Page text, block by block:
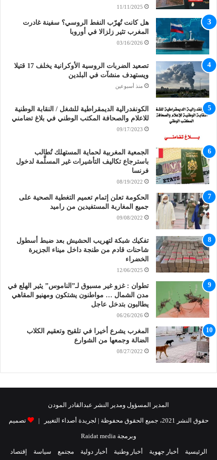
11/11/2025
هل كانت تُهرّب النفط الروسي؟ سفينة غادرت
المغرب تثير زلزالا في أوروبا
03/16/2026
تصعيد الضربات الروسية الأوكرانية يخلف 17 قتيلا
ويستهدف منشآت في البلدين
منذ أسبوعين
الكونفدرالية الديمقراطية للشغل / النقابة الوطنية
للاعلام والصحافة المكتب الوطني في بلاغ تضامني
09/17/2023
الجمعية المغربية لحماية المستهلك تُطالب
باسترجاع تكاليف التأشيرات غير المسلَّمة لدخول
فرنسا
08/19/2022
الحكومة تعلن إتمام تعميم التغطية الصحية على
جميع المغاربة المستفيدين من راميد
09/08/2022
تفكيك شبكة لتهريب الحشيش بعد ضبط أسطول
شاحنات قادم من طنجة داخل ميناء الجزيرة
الخضراء
12/06/2025
تطوان : غزو غير مسبوق لـ”الناموس” يثير الهلع في
مدن الشمال … مواطنون يشتكون ومهنيو المقاهي
يطالبون بتدخل عاجل
06/26/2026
المغرب يشرع أخيرا في تلقيح وتعقيم الكلاب
الضالة وجمعها من الشوارع
08/27/2022
المدير المسؤول ومدير النشر عبدالقادر المودن
حقوق النشر 2021، جميع الحقوق محفوظة | لجريدة أصداء التغيير | تصميم
وبرمجة Raidat media
الرئيسية أخبار جهوية أخبار وطنية أخبار دولية مجتمع سياسة إقتصاد